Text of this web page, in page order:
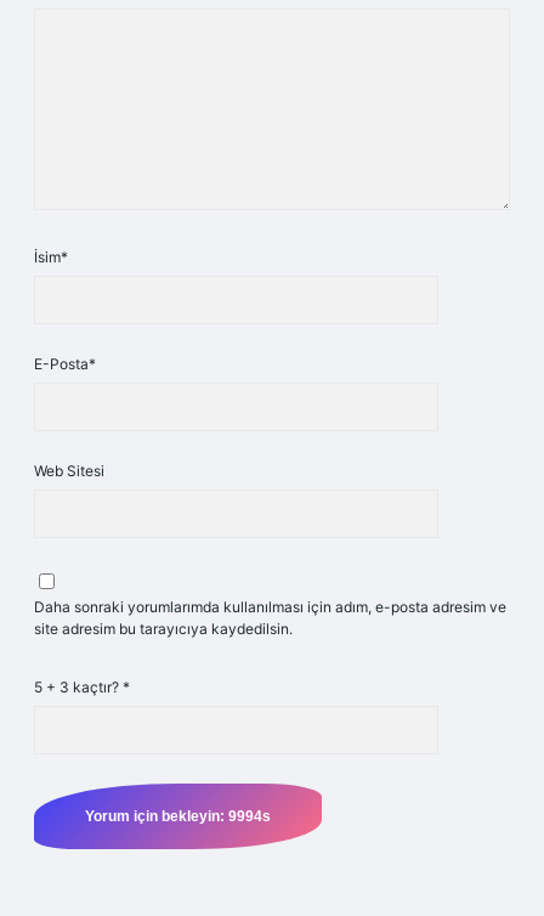
İsim*
E-Posta*
Web Sitesi
Daha sonraki yorumlarımda kullanılması için adım, e-posta adresim ve
site adresim bu tarayıcıya kaydedilsin.
5 + 3 kaçtır? *